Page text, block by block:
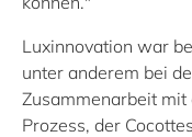
Luxinnovation war
unter anderem bei
Zusammenarbeit
Prozess, der